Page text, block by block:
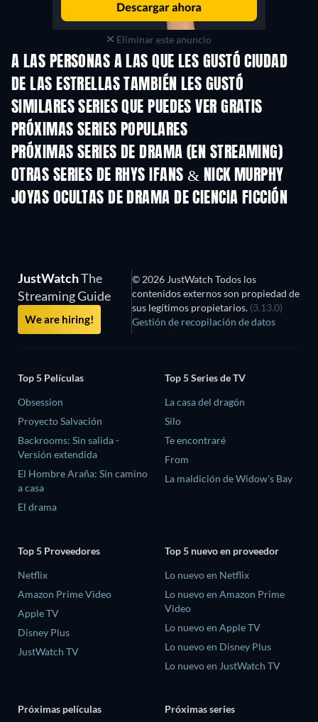
Eliminar este anuncio
A LAS PERSONAS A LAS QUE LES GUSTÓ CIUDAD
DE LAS ESTRELLAS TAMBIÉN LES GUSTÓ
TV TV
SIMILARES SERIES QUE PUEDES VER GRATIS
TV TV
PRÓXIMAS SERIES POPULARES
TV
PRÓXIMAS SERIES DE DRAMA (EN STREAMING)
Temporada 4 Temporada 6
OTRAS SERIES DE RHYS IFANS & NICK MURPHY
JOYAS OCULTAS DE DRAMA DE CIENCIA FICCIÓN
JustWatchThe
Streaming Guide
We are hiring!
© 2026 JustWatch Todos los
contenidos externos son propiedad de
sus legítimos propietarios. (3.13.0)
Gestión de recopilación de datos
Top 5 Películas
Obsession
Proyecto Salvación
Backrooms: Sin salida -
Versión extendida
El Hombre Araña: Sin camino
a casa
El drama
Top 5 Series de TV
La casa del dragón
Silo
Te encontraré
From
La maldición de Widow's Bay
Top 5 Proveedores
Netflix
Amazon Prime Video
Apple TV
Disney Plus
JustWatch TV
Top 5 nuevo en proveedor
Lo nuevo en Netflix
Lo nuevo en Amazon Prime
Video
Lo nuevo en Apple TV
Lo nuevo en Disney Plus
Lo nuevo en JustWatch TV
Próximas películas Próximas series